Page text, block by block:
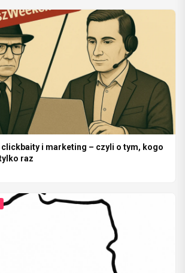
i marketing – czyli o tym, kogo
raz